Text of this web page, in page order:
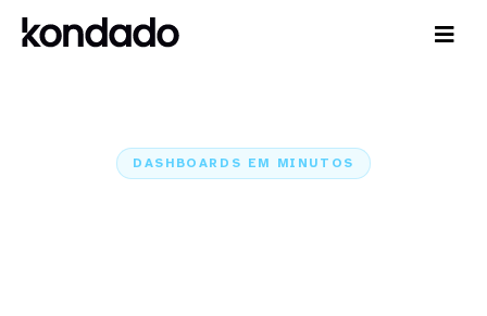
DASHBOARDS EM MINUTOS